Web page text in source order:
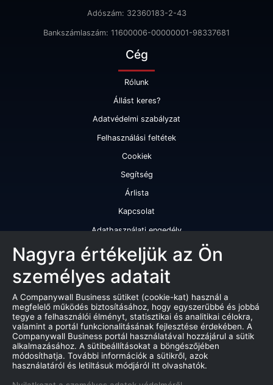
Adószám: 32360183-2-43
Bankszámlaszám: 11600006-00000001-98337681
Cég
Rólunk
Állást keres?
Adatvédelmi szabályzat
Felhasználási feltétek
Cookiek
Segítség
Árlista
Kapcsolat
Adathasználati engedély
Szolgáltatásaink
Cégminősítés
Cégminősítési riport
Kiváló cégminősítési tanúsítvány
Termékek
Companywall Business - Adattovábbítási szerződés
Nagyra értékeljük az Ön
személyes adatait
A Companywall Business sütiket (cookie-kat) használ a
megfelelő működés biztosításához, hogy egyszerűbbé és jobbá
tegye a felhasználói élményt, statisztikai és analitikai célokra,
valamint a portál funkcionalitásának fejlesztése érdekében. A
Companywall Business portál használatával hozzájárul a sütik
alkalmazásához. A sütibeállításokat a böngészőjében
módosíthatja. További információk a sütikről, azok
használatáról és letiltásuk módjáról itt olvashatók.